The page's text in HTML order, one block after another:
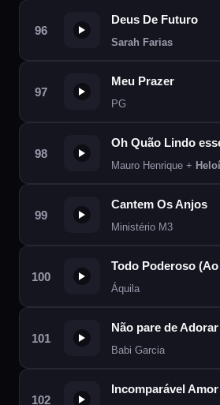
Deus De Futuro
Sarah Farias
Meu Prazer
PG
Mauro Henrique +
Cantem Os Anjos
Ministério M3
Todo Poderoso
Áquila
Não pare de Adorar
Babi Garcia
Incomparável Amor